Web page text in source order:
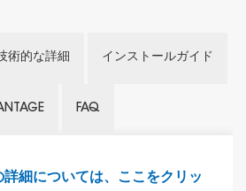
術的な詳細 インストールガイド
FAQ
細については、ここをクリッ